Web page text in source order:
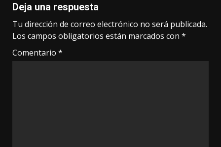
Deja una respuesta
Tu dirección de correo electrónico no será publicada.
Los campos obligatorios están marcados con *
Comentario *